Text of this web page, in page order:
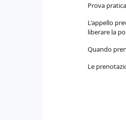
Prova
L'appello
liberare la
Quando
Le